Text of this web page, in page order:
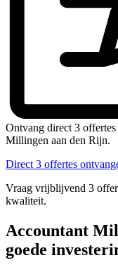
Ontvang direct 3
Millingen aan den Rijn.
Direct 3 offertes
Vraag vrijblijvend 3
kwaliteit.
Accountant
goede